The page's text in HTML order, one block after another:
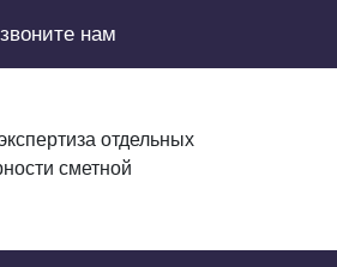
звоните нам
отдельных
сметной